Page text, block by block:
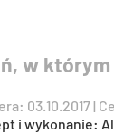
w
03.10.2017 |
i wykonanie: